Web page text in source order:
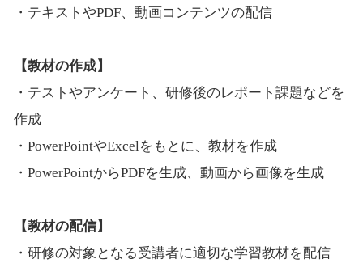
・テキストやPDF、動画コンテンツの配信
【教材の作成】
・テストやアンケート、研修後のレポート課題などを
作成
・PowerPointやExcelをもとに、教材を作成
・PowerPointからPDFを生成、動画から画像を生成
【教材の配信】
・研修の対象となる受講者に適切な学習教材を配信